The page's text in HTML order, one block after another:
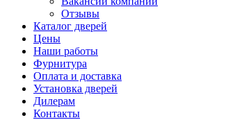
Отзывы
Каталог дверей
Цены
Наши работы
Фурнитура
Оплата и доставка
Установка дверей
Дилерам
Контакты